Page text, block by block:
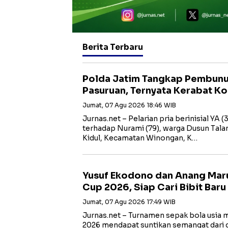
Berita Terbaru
Polda Jatim Tangkap
Pasuruan, Ternyata Kerabat
Jumat, 07 Agu 2026 18:46 WIB
Jurnas.net – Pelarian pria berinisial YA
terhadap Nurami (79), warga Dusun
Kidul, Kecamatan Winongan, K…
Yusuf Ekodono dan Anang
Cup 2026, Siap Cari Bibit
Jumat, 07 Agu 2026 17:49 WIB
Jurnas.net – Turnamen sepak bola usia
2026 mendapat suntikan semangat dari